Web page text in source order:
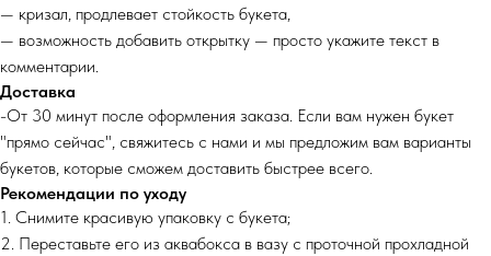
— кризал, продлевает стойкость букета,
— возможность добавить открытку — просто укажите текст в
комментарии.
Доставка
-От 30 минут после оформления заказа. Если вам нужен букет
"прямо сейчас", свяжитесь с нами и мы предложим вам варианты
букетов, которые сможем доставить быстрее всего.
Рекомендации по уходу
1. Снимите красивую упаковку с букета;
2. Переставьте его из аквабокса в вазу с проточной прохладной